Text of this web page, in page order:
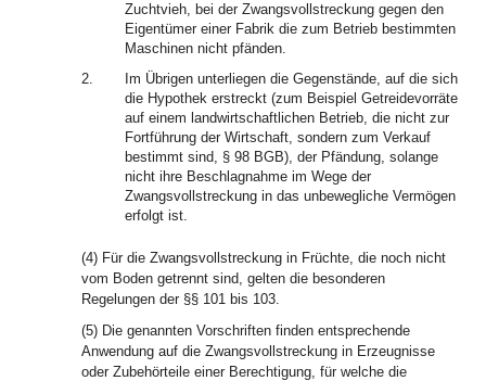
Zuchtvieh, bei der Zwangsvollstreckung gegen den
Eigentümer einer Fabrik die zum Betrieb bestimmten
Maschinen nicht pfänden.
2.
Im Übrigen unterliegen die Gegenstände, auf die sich
die Hypothek erstreckt (zum Beispiel Getreidevorräte
auf einem landwirtschaftlichen Betrieb, die nicht zur
Fortführung der Wirtschaft, sondern zum Verkauf
bestimmt sind, § 98 BGB), der Pfändung, solange
nicht ihre Beschlagnahme im Wege der
Zwangsvollstreckung in das unbewegliche Vermögen
erfolgt ist.
(4) Für die Zwangsvollstreckung in Früchte, die noch nicht
vom Boden getrennt sind, gelten die besonderen
Regelungen der §§ 101 bis 103.
(5) Die genannten Vorschriften finden entsprechende
Anwendung auf die Zwangsvollstreckung in Erzeugnisse
oder Zubehörteile einer Berechtigung, für welche die